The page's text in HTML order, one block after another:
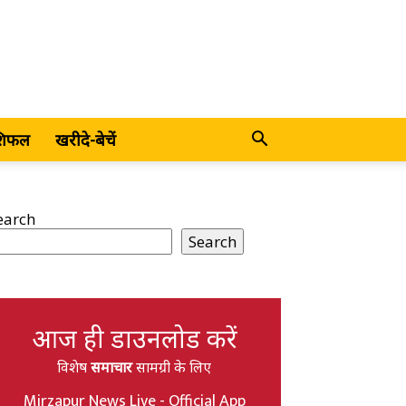
खरीदे-बेचें
Search
आज ही डाउनलोड करें
विशेषसमाचारसामग्री के लिए